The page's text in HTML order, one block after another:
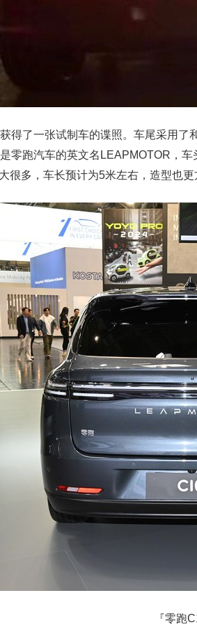
得了一张试制车的谍照。车尾采用了
零跑汽车的英文名LEAPMOTOR，
很多，车长预计为5米左右，造型也更
『零跑